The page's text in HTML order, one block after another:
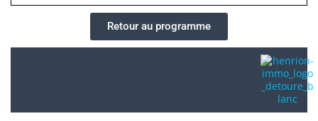
Retour au programme